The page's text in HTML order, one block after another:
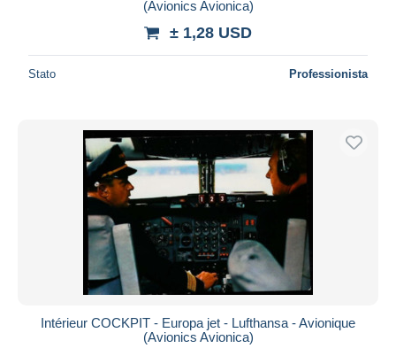
(Avionics Avionica)
± 1,28 USD
Stato Professionista
Intérieur COCKPIT - Europa jet - Lufthansa - Avionique
(Avionics Avionica)